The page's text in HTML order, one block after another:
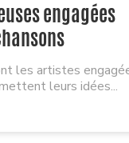
engagées
les artistes
leurs idées...